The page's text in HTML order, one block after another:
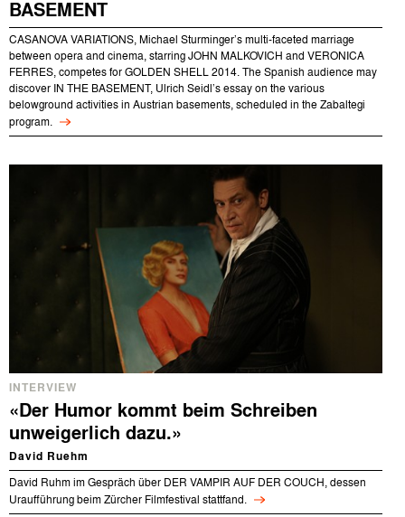
BASEMENT
CASANOVA VARIATIONS, Michael Sturminger’s multi-faceted marriage
between opera and cinema, starring JOHN MALKOVICH and VERONICA
FERRES, competes for GOLDEN SHELL 2014. The Spanish audience may
discover IN THE BASEMENT, Ulrich Seidl’s essay on the various
belowground activities in Austrian basements, scheduled in the Zabaltegi
program.
INTERVIEW
«Der Humor kommt beim Schreiben
unweigerlich dazu.»
David Ruehm
David Ruhm im Gespräch über DER VAMPIR AUF DER COUCH, dessen
Uraufführung beim Zürcher Filmfestival stattfand.